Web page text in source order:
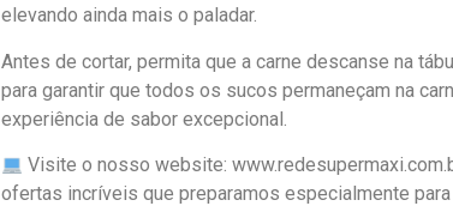
elevando ainda mais o paladar.
Antes de cortar, permita que a carne descanse na
para garantir que todos os sucos permaneçam na
experiência de sabor excepcional.
Visite o nosso website:
ofertas incríveis que preparamos especialmente